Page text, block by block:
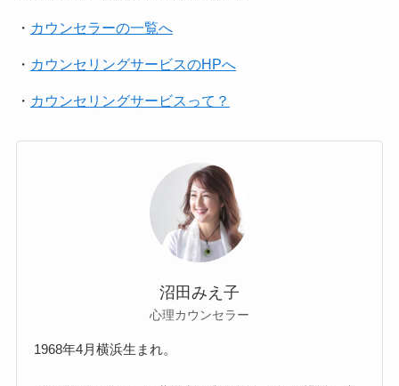
・ カウンセラーの一覧へ
・ カウンセリングサービスのHPへ
・ カウンセリングサービスって？
沼田みえ子
心理カウンセラー
1968年4月横浜生まれ。